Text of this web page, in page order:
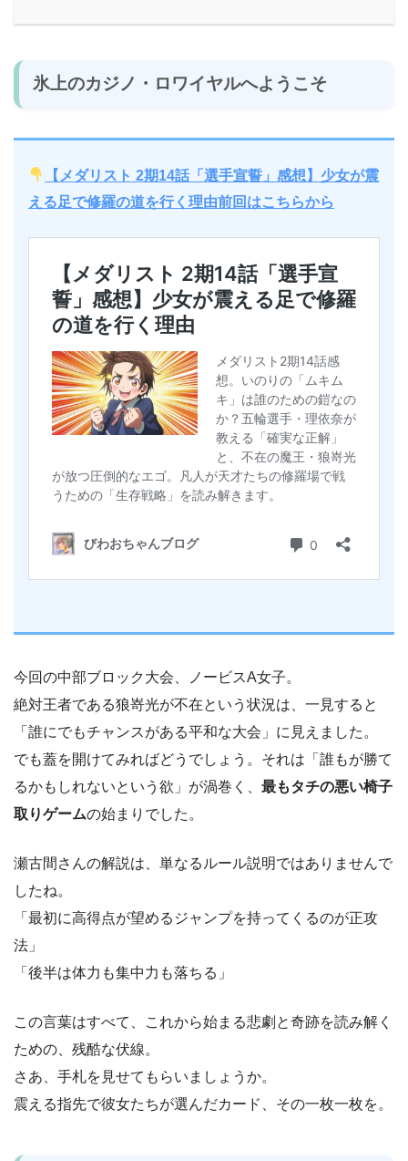
氷上のカジノ・ロワイヤルへようこそ
【メダリスト 2期14話「選手宣誓」感想】少女が震
える足で修羅の道を行く理由前回はこちらから
今回の中部ブロック大会、ノービスA女子。
絶対王者である狼嵜光が不在という状況は、一見すると
「誰にでもチャンスがある平和な大会」に見えました。
でも蓋を開けてみればどうでしょう。それは「誰もが勝て
るかもしれないという欲」が渦巻く、 最もタチの悪い椅子
取りゲームの始まりでした。
瀬古間さんの解説は、単なるルール説明ではありませんで
したね。
「最初に高得点が望めるジャンプを持ってくるのが正攻
法」
「後半は体力も集中力も落ちる」
この言葉はすべて、これから始まる悲劇と奇跡を読み解く
ための、残酷な伏線。
さあ、手札を見せてもらいましょうか。
震える指先で彼女たちが選んだカード、その一枚一枚を。